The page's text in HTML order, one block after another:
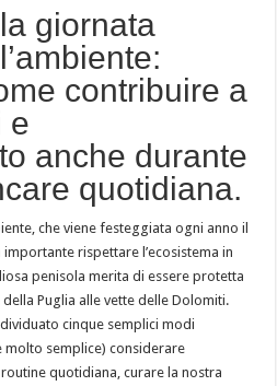
giornata
contribuire a
e
anche durante
quotidiana.
che viene festeggiata ogni anno il
rispettare l’ecosistema in
penisola merita di essere protetta
Puglia alle vette delle Dolomiti.
cinque semplici modi
molto semplice) considerare
quotidiana, curare la nostra